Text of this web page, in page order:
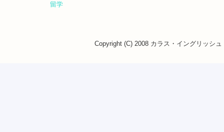
留学
Copyright (C) 2008 カラス・イングリッシ